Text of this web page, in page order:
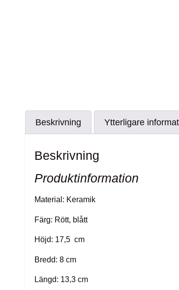
Beskrivning Ytterligare
Beskrivning
Produktinformation
Material: Keramik
Färg: Rött, blått
Höjd: 17,5 cm
Bredd: 8 cm
Längd: 13,3 cm